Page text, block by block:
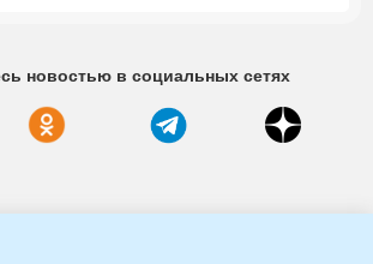
новостью в социальных сетях